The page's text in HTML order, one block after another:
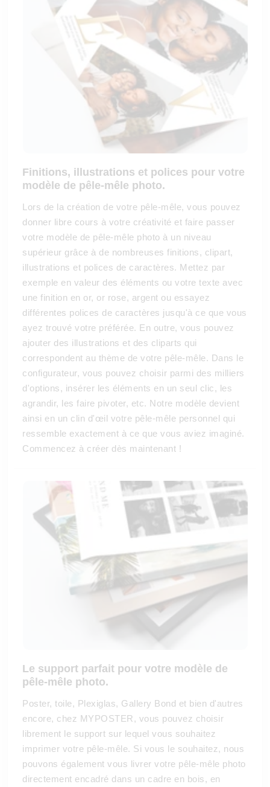
Finitions, illustrations et polices pour votre
modèle de pêle-mêle photo.
Lors de la création de votre pêle-mêle, vous pouvez
donner libre cours à votre créativité et faire passer
votre modèle de pêle-mêle photo à un niveau
supérieur grâce à de nombreuses finitions, clipart,
illustrations et polices de caractères. Mettez par
exemple en valeur des éléments ou votre texte avec
une finition en or, or rose, argent ou essayez
différentes polices de caractères jusqu'à ce que vous
ayez trouvé votre préférée. En outre, vous pouvez
ajouter des illustrations et des cliparts qui
correspondent au thème de votre pêle-mêle. Dans le
configurateur, vous pouvez choisir parmi des milliers
d'options, insérer les éléments en un seul clic, les
agrandir, les faire pivoter, etc. Notre modèle devient
ainsi en un clin d'œil votre pêle-mêle personnel qui
ressemble exactement à ce que vous aviez imaginé.
Commencez à créer dès maintenant !
Le support parfait pour votre modèle de
pêle-mêle photo.
Poster, toile, Plexiglas, Gallery Bond et bien d'autres
encore, chez MYPOSTER, vous pouvez choisir
librement le support sur lequel vous souhaitez
imprimer votre pêle-mêle. Si vous le souhaitez, nous
pouvons également vous livrer votre pêle-mêle photo
directement encadré dans un cadre en bois, en